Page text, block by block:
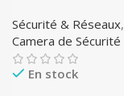
Sécurité & Réseaux,
Camera de Sécurité
En stock